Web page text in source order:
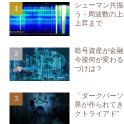
シューマン共
う - 周波数の
上昇まで
暗号資産が金
今後何が変わ
づけは？
「ダークパー
界が作られて
クトライアド”